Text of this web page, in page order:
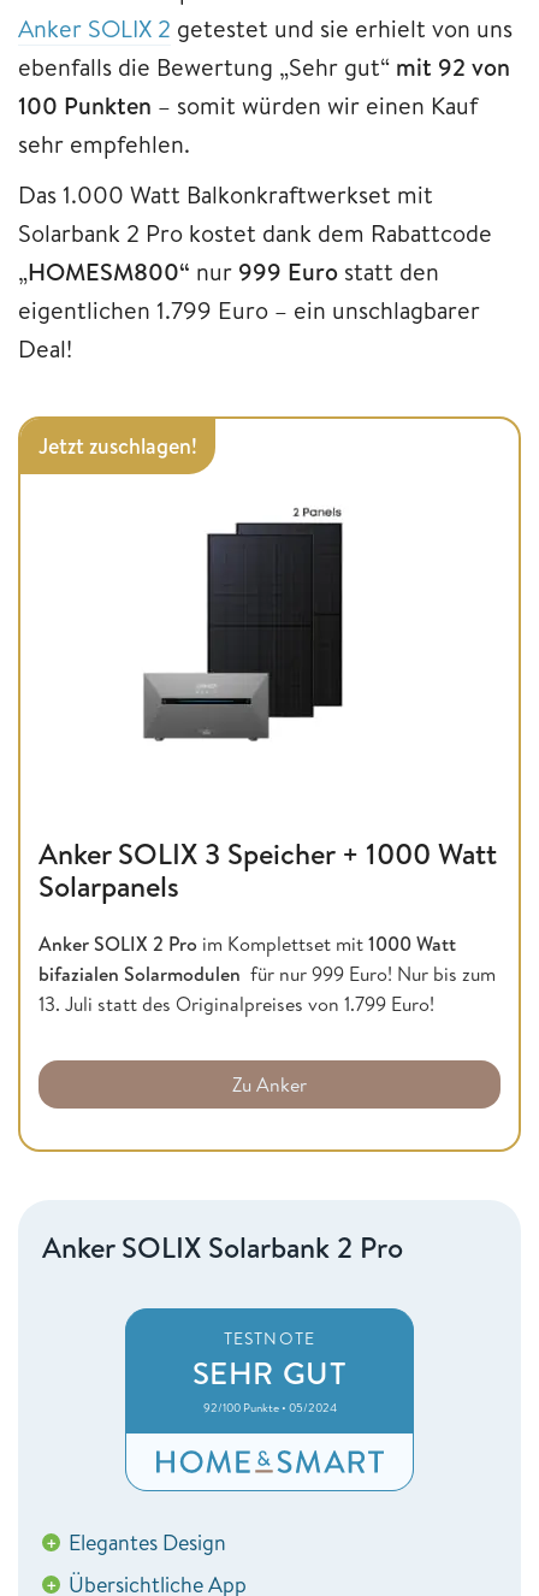
Anker SOLIX 2 getestet und sie erhielt von uns
ebenfalls die Bewertung „Sehr gut“ mit 92 von
100 Punkten – somit würden wir einen Kauf
sehr empfehlen.
Das 1.000 Watt Balkonkraftwerkset mit
Solarbank 2 Pro kostet dank dem Rabattcode
„HOMESM800“ nur 999 Euro statt den
eigentlichen 1.799 Euro – ein unschlagbarer
Deal!
Jetzt zuschlagen!
Anker SOLIX 3 Speicher + 1000 Watt
Solarpanels
Anker SOLIX 2 Pro im Komplettset mit1000 Watt
bifazialen Solarmodulen für nur 999 Euro! Nur bis zum
13. Juli statt des Originalpreises von 1.799 Euro!
Zu Anker
Anker SOLIX Solarbank 2 Pro
TESTNOTE
SEHR GUT
92/100 Punkte • 05/2024
+ Elegantes Design
+ Übersichtliche App